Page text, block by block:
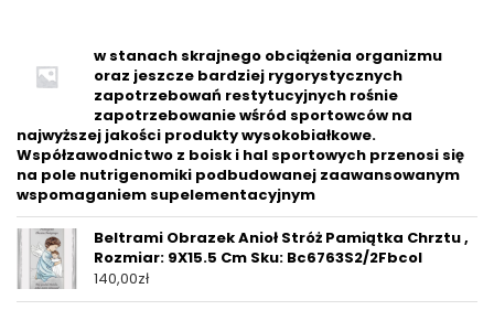
w stanach skrajnego obciążenia organizmu
oraz jeszcze bardziej rygorystycznych
zapotrzebowań restytucyjnych rośnie
zapotrzebowanie wśród sportowców na
najwyższej jakości produkty wysokobiałkowe.
Współzawodnictwo z boisk i hal sportowych przenosi się
na pole nutrigenomiki podbudowanej zaawansowanym
wspomaganiem supelementacyjnym
Beltrami Obrazek Anioł Stróż Pamiątka Chrztu ,
Rozmiar: 9X15.5 Cm Sku: Bc6763S2/2Fbcol
140,00zł